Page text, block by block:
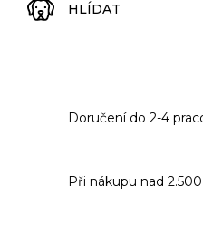
HLÍDAT
Doručení do 2-4
Při nákupu nad